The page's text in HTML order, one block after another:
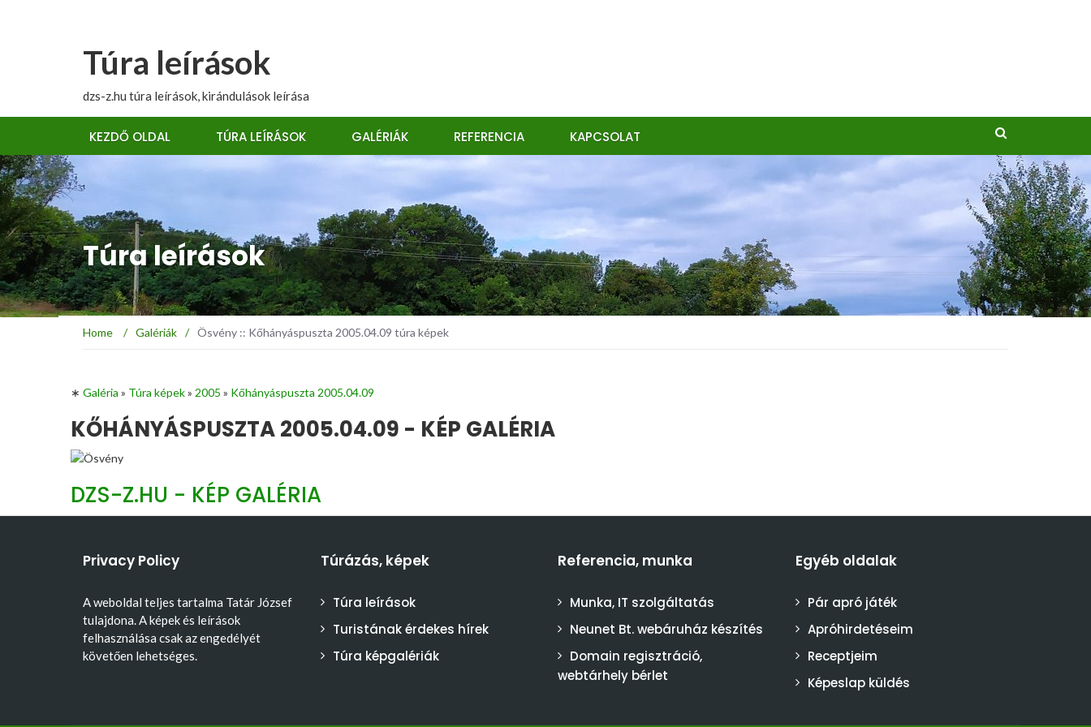
Túra leírások
dzs-z.hu túra leírások, kirándulások leírása
KEZDŐ OLDAL TÚRA LEÍRÁSOK GALÉRIÁK REFERENCIA KAPCSOLAT
Túra leírások
Home / Galériák / Ösvény :: Kőhányáspuszta 2005.04.09 túra képek
∗ Galéria » Túra képek» 2005 » Kőhányáspuszta 2005.04.09
KŐHÁNYÁSPUSZTA 2005.04.09 - KÉP GALÉRIA
DZS-Z.HU - KÉP GALÉRIA
Privacy Policy
A weboldal teljes tartalma Tatár József
tulajdona. A képek és leírások
felhasználása csak az engedélyét
követően lehetséges.
Túrázás, képek
Túra leírások
Turistának érdekes hírek
Túra képgalériák
Referencia, munka
Munka, IT szolgáltatás
Neunet Bt. webáruház készítés
Domain regisztráció,
webtárhely bérlet
Egyéb oldalak
Pár apró játék
Apróhirdetéseim
Receptjeim
Képeslap küldés